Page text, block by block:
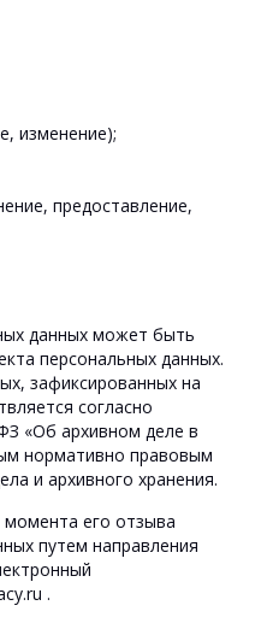
изменение);
предоставление,
данных может быть
персональных данных.
зафиксированных на
согласно
«Об архивном деле в
нормативно правовым
и архивного хранения.
момента его отзыва
путем направления
.